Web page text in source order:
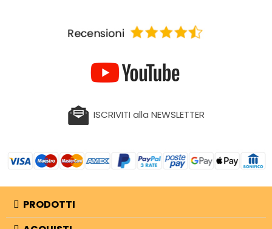
ISCRIVITI alla NEWSLETTER
PRODOTTI